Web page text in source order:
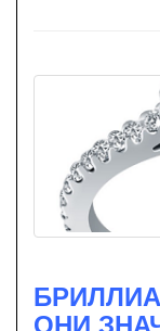
ОНИ